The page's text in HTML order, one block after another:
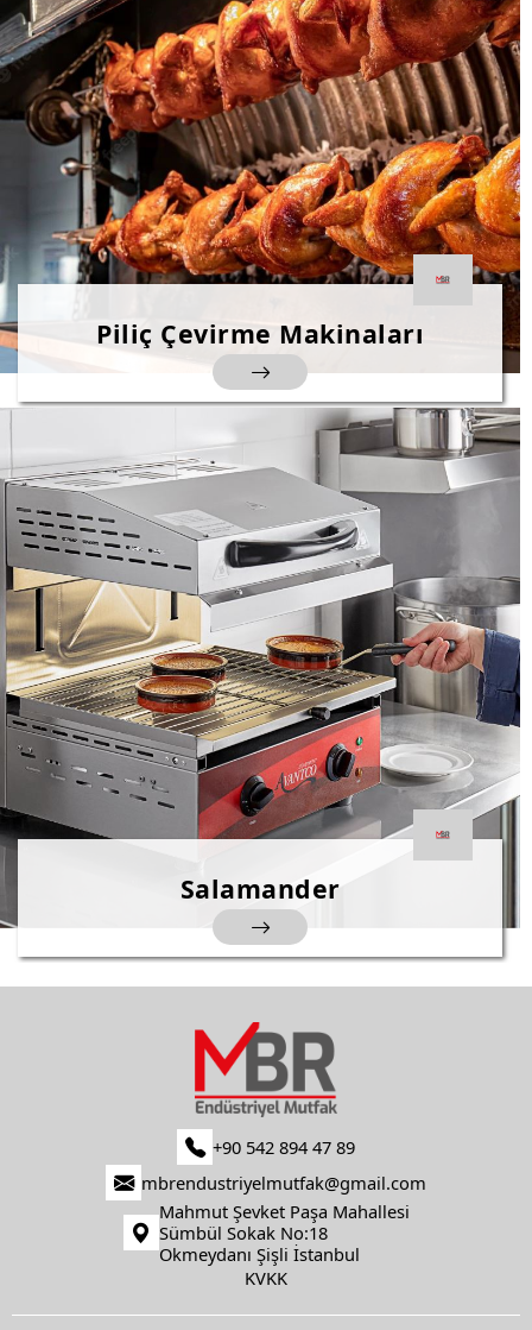
Piliç Çevirme Makinaları
Salamander
+90 542 894 47 89
mbrendustriyelmutfak@gmail.com
Mahmut Şevket Paşa Mahallesi
Sümbül Sokak No:18
Okmeydanı Şişli İstanbul
KVKK